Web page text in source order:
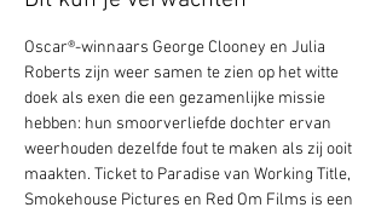
Oscar®-winnaars George Clooney en Julia
Roberts zijn weer samen te zien op het witte
doek als exen die een gezamenlijke missie
hebben: hun smoorverliefde dochter ervan
weerhouden dezelfde fout te maken als zij ooit
maakten. Ticket to Paradise van Working Title,
Smokehouse Pictures en Red Om Films is een